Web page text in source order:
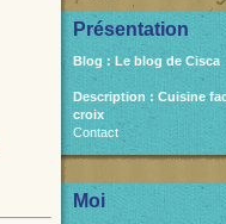
Présentation
Blog : Le blog de Cisca
Description : Cuisine
croix
Contact
Moi